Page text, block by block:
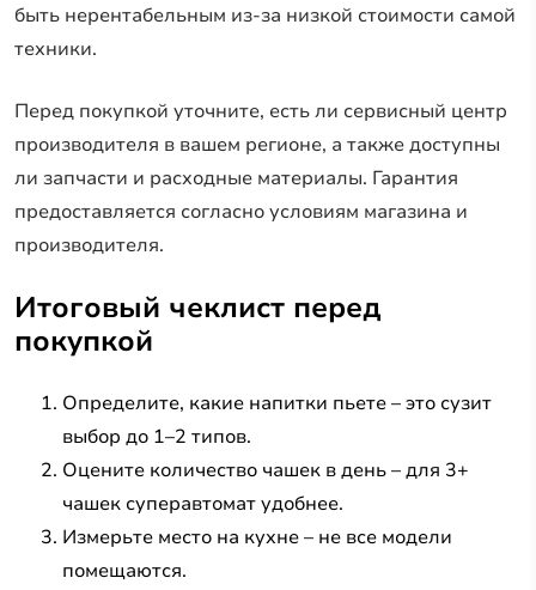
быть нерентабельным из-за низкой стоимости самой
техники.
Перед покупкой уточните, есть ли сервисный центр
производителя в вашем регионе, а также доступны
ли запчасти и расходные материалы. Гарантия
предоставляется согласно условиям магазина и
производителя.
Итоговый чеклист перед
покупкой
Определите, какие напитки пьете – это сузит
выбор до 1–2 типов.
Оцените количество чашек в день – для 3+
чашек суперавтомат удобнее.
Измерьте место на кухне – не все модели
помещаются.